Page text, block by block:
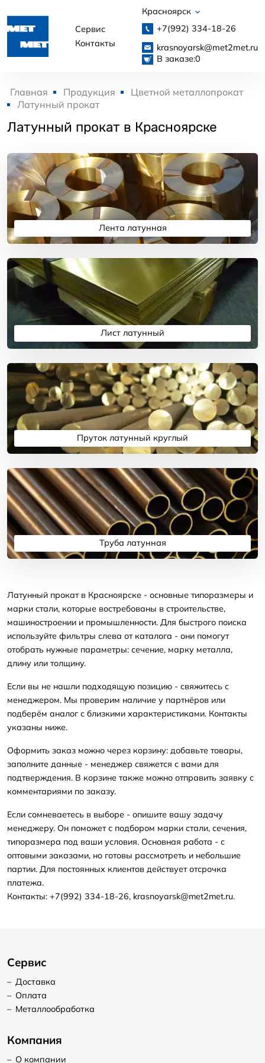
Сервис
Контакты
Красноярск
+7(992) 334-18-26
krasnoyarsk@met2met.ru
В заказе:0
Главная Продукция
Цветной металлопрокат
Латунный прокат
Латунный прокат в Красноярске
Лента латунная
Подробнее
Лист латунный
Подробнее
Пруток латунный круглый
Подробнее
Труба латунная
Подробнее
Латунный прокат в Красноярске - основные типоразмеры и
марки стали, которые востребованы в строительстве,
машиностроении и промышленности. Для быстрого поиска
используйте фильтры слева от каталога - они помогут
отобрать нужные параметры: сечение, марку металла,
длину или толщину.
Если вы не нашли подходящую позицию - свяжитесь с
менеджером. Мы проверим наличие у партнёров или
подберём аналог с близкими характеристиками. Контакты
указаны ниже.
Оформить заказ можно через корзину: добавьте товары,
заполните данные - менеджер свяжется с вами для
подтверждения. В корзине также можно отправить заявку с
комментариями по заказу.
Если сомневаетесь в выборе - опишите вашу задачу
менеджеру. Он поможет с подбором марки стали, сечения,
типоразмера под ваши условия. Основная работа - с
оптовыми заказами, но готовы рассмотреть и небольшие
партии. Для постоянных клиентов действует отсрочка
платежа.
Контакты: +7(992) 334-18-26, krasnoyarsk@met2met.ru.
Сервис
– Доставка
– Оплата
– Металлообработка
Компания
– О компании